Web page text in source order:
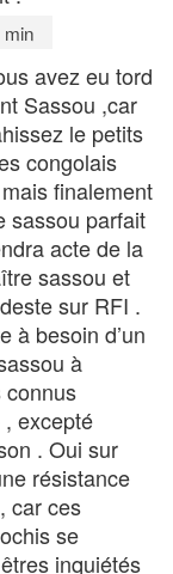
avez eu tord
Sassou ,car
le petits
congolais
finalement
sassou parfait
acte de la
sassou et
sur RFI .
à besoin d’un
à
connus
, excepté
. Oui sur
résistance
car ces
se
inquiétés